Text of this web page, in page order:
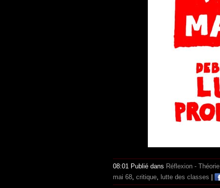
08:01 Publié dans Réflexion - Théorie
mai 68, critique, lutte des classes